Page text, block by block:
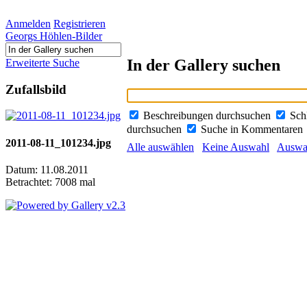
Anmelden Registrieren
Georgs Höhlen-Bilder
Erweiterte Suche
Zufallsbild
2011-08-11_101234.jpg
Datum: 11.08.2011
Betrachtet: 7008 mal
In der Gallery suchen
Beschreibungen durchsuchen
durchsuchen
Suche in Kommentaren
Alle auswählen
Keine Auswahl